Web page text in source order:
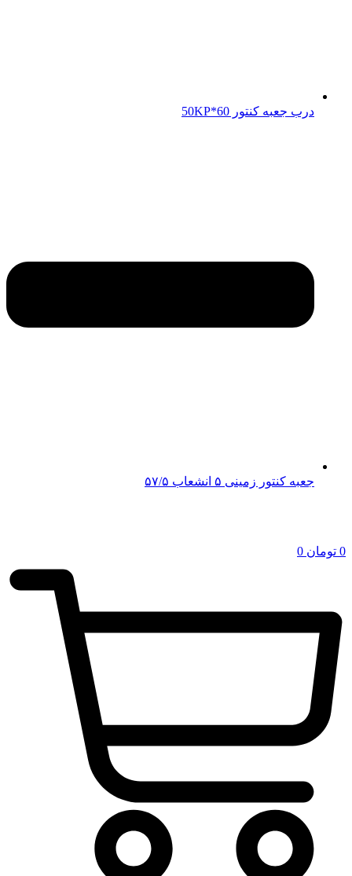
درب جعبه کنتور 50KP*60
جعبه کنتور زمینی ۵ انشعاب ۵۷/۵
0 تومان 0